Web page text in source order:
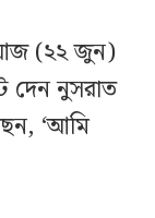
আজ (২২ জুন)
দেন নুসরাত
‘আমি